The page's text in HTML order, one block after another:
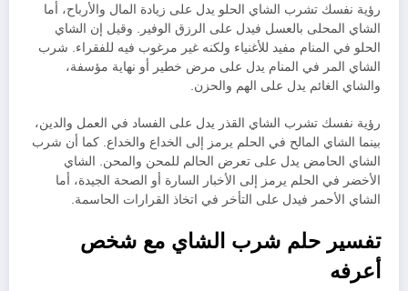
رؤية نفسك تشرب الشاي الحلو يدل على زيادة المال والأرباح، أما
الشاي المحلى بالعسل فيدل على الرزق الوفير. وقيل إن الشاي
الحلو في المنام مفيد للأغنياء ولكنه غير مرغوب فيه للفقراء. شرب
الشاي المر في المنام يدل على مرض خطير أو نهاية مؤسفة،
والشاي الغائم يدل على الهم والحزن.
رؤية نفسك تشرب الشاي القذر يدل على الفساد في العمل والدين،
بينما الشاي المالح في الحلم يرمز إلى الخداع والخداع. كما أن شرب
الشاي الحامض يدل على تعرض الحالم للمحن والمحن. الشاي
الأخضر في الحلم يرمز إلى الأخبار السارة أو الصحة الجيدة، أما
الشاي الأحمر فيدل على التأخر في اتخاذ القرارات الحاسمة.
تفسير حلم شرب الشاي مع شخص
أعرفه